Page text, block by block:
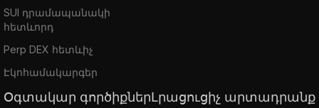
SUI դրամապանակի
հետևորդ
Perp DEX հետևիչ
Էկոհամակարգեր
Օգտակար գործիքներ Լրացուցիչ արտադրանք